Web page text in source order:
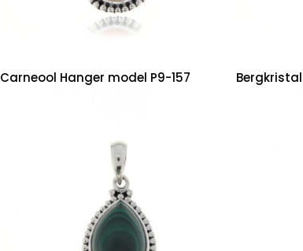
Carneool Hanger model P9-157